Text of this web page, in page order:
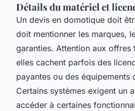
Détails du matériel et
Un devis en domotique doit
doit mentionner les marques,
garanties. Attention aux offres
elles cachent parfois des
payantes ou des équipements
Certains systèmes exigent un
accéder à certaines